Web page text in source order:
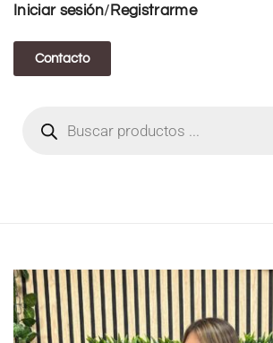
Iniciar sesión/ Registrarme
Contacto
FIANZA TIKTOK